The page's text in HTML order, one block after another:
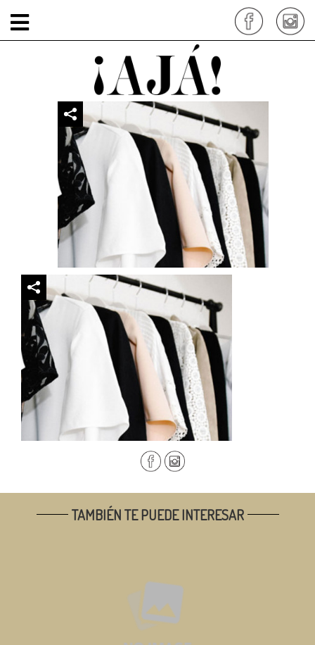
por: siteadmin
TAMBIÉN TE PUEDE INTERESAR